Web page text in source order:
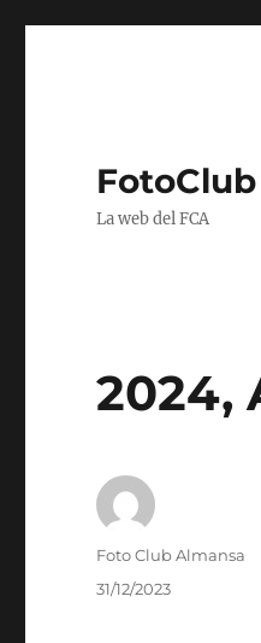
La web del FCA
2024,
Autor
Foto Club Almansa
Publicado
31/12/2023